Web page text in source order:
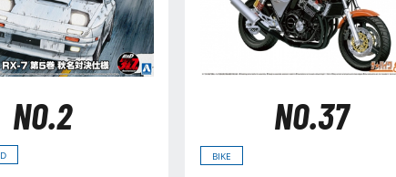
NO.2 NO.37
BIKE